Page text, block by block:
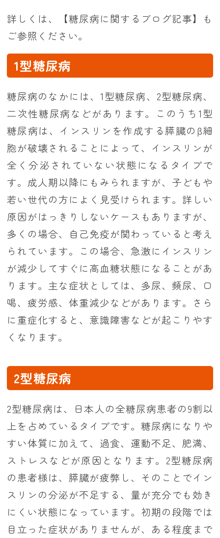
詳しくは、
【糖尿病に関するブログ記事】 も
ご参照ください。
1型糖尿病
糖尿病のなかには、1型糖尿病、2型糖尿病、
二次性糖尿病などがあります。このうち1型
糖尿病は、インスリンを作成する膵臓のβ細
胞が破壊されることによって、インスリンが
全く分泌されていない状態になるタイプで
す。成人期以降にもみられますが、子どもや
若い世代の方によく見受けられます。詳しい
原因がはっきりしないケースもありますが、
多くの場合、自己免疫が関わっていると考え
られています。この場合、急激にインスリン
が減少してすぐに高血糖状態になることがあ
ります。主な症状としては、多尿、頻尿、口
喝、疲労感、体重減少などがあります。さら
に重症化すると、意識障害などが起こりやす
くなります。
2型糖尿病
2型糖尿病は、日本人の全糖尿病患者の9割以
上を占めているタイプです。糖尿病になりや
すい体質に加えて、過食、運動不足、肥満、
ストレスなどが原因となります。2型糖尿病
の患者様は、膵臓が疲弊し、そのことでイン
スリンの分泌が不足する、量が充分でも効き
にくい状態になっています。初期の段階では
目立った症状がありませんが、ある程度まで